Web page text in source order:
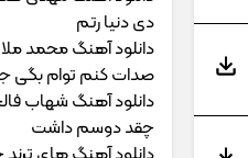
دی دنیا رتم
دانلود آهنگ محمد
ﺻﺪات ﻛﻨﻢ ﺗﻮام ﺑﮕﻰ
دانلود آهنگ شهاب
چقد دوسم داشت